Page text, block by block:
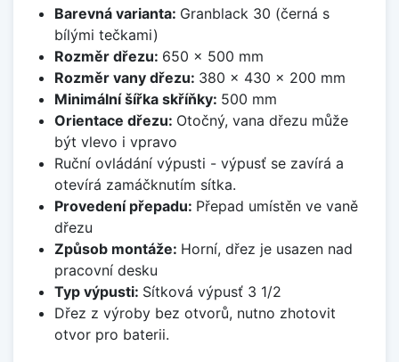
Barevná varianta: Granblack 30 (černá s
bílými tečkami)
Rozměr dřezu: 650 x 500 mm
Rozměr vany dřezu: 380 x 430 x 200 mm
Minimální šířka skříňky: 500 mm
Orientace dřezu: Otočný, vana dřezu může
být vlevo i vpravo
Ruční ovládání výpusti - výpusť se zavírá a
otevírá zamáčknutím sítka.
Provedení přepadu: Přepad umístěn ve vaně
dřezu
Způsob montáže: Horní, dřez je usazen nad
pracovní desku
Typ výpusti: Sítková výpusť 3 1/2
Dřez z výroby bez otvorů, nutno zhotovit
otvor pro baterii.